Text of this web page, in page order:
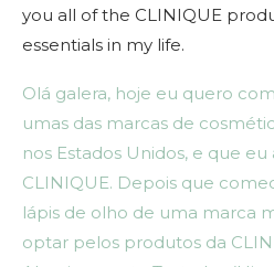
you all of the CLINIQUE
essentials in my life.
Olá galera, hoje eu quero
umas das marcas de
nos Estados Unidos, e que
CLINIQUE. Depois que
lápis de olho de uma marca
optar pelos produtos da